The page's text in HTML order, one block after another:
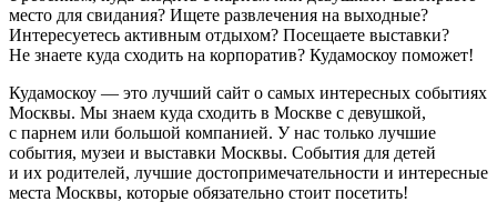
место для свидания? Ищете развлечения на выходные?
Интересуетесь активным отдыхом? Посещаете выставки?
Не знаете куда сходить на корпоратив? Кудамоскоу поможет!
Кудамоскоу — это лучший сайт о самых интересных событиях
Москвы. Мы знаем куда сходить в Москве с девушкой,
с парнем или большой компанией. У нас только лучшие
события, музеи и выставки Москвы. События для детей
и их родителей, лучшие достопримечательности и интересные
места Москвы, которые обязательно стоит посетить!